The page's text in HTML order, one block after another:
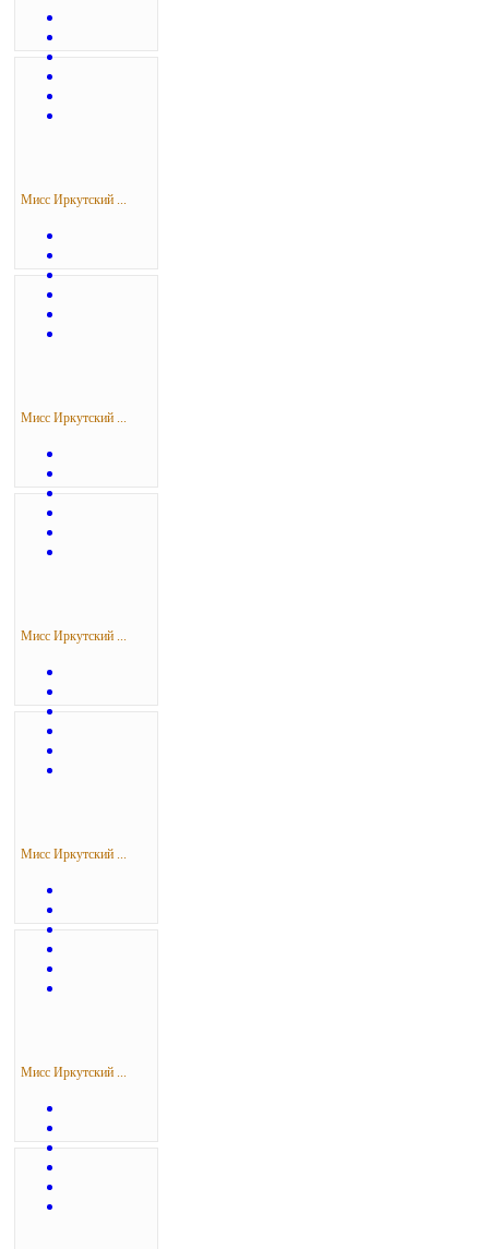
Мисс Иркутский ...
Мисс Иркутский ...
Мисс Иркутский ...
Мисс Иркутский ...
Мисс Иркутский ...